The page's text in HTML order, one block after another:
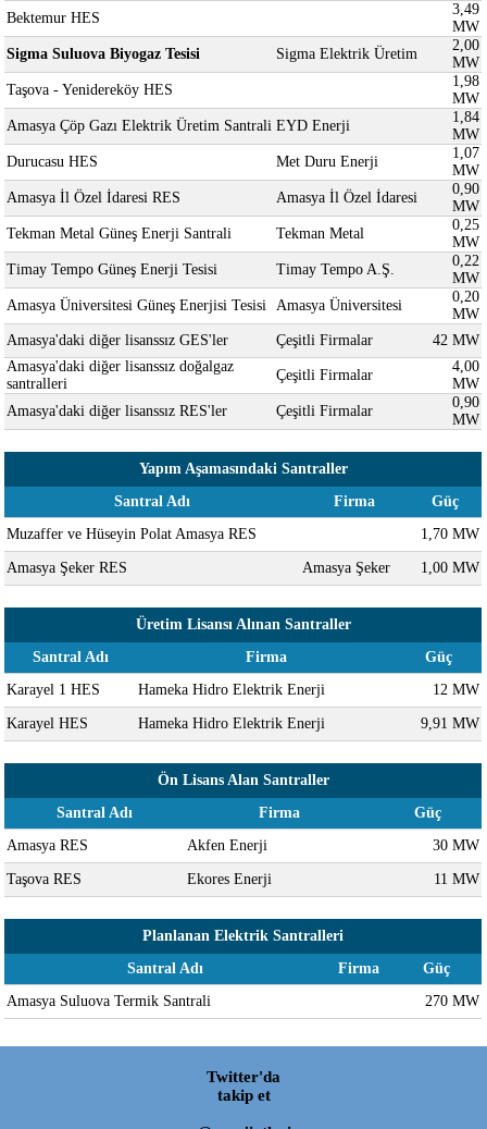
Bektemur HES
3,49
MW
Sigma Suluova Biyogaz Tesisi
Sigma Elektrik Üretim
2,00
MW
Taşova - Yenidereköy HES
1,98
MW
Amasya Çöp Gazı Elektrik Üretim Santrali EYD Enerji
1,84
MW
Durucasu HES
Met Duru Enerji
1,07
MW
Amasya İl Özel İdaresi RES
Amasya İl Özel İdaresi
0,90
MW
Tekman Metal Güneş Enerji Santrali
Tekman Metal
0,25
MW
Timay Tempo Güneş Enerji Tesisi
Timay Tempo A.Ş.
0,22
MW
Amasya Üniversitesi Güneş Enerjisi Tesisi
Amasya Üniversitesi
0,20
MW
Amasya'daki diğer lisanssız GES'ler
Çeşitli Firmalar
42 MW
Amasya'daki diğer lisanssız doğalgaz
santralleri
Çeşitli Firmalar
4,00
MW
Amasya'daki diğer lisanssız RES'ler
Çeşitli Firmalar
0,90
MW
Yapım Aşamasındaki Santraller
Santral Adı
Firma
Güç
Muzaffer ve Hüseyin Polat Amasya RES
1,70 MW
Amasya Şeker RES Amasya Şeker 1,00 MW
Üretim Lisansı Alınan Santraller
Santral Adı
Firma
Güç
Karayel 1 HES
Hameka Hidro Elektrik Enerji 12 MW
Karayel HES Hameka Hidro Elektrik Enerji 9,91 MW
Ön Lisans Alan Santraller
Santral Adı
Firma
Güç
Amasya RES
Akfen Enerji 30 MW
Taşova RES Ekores Enerji 11 MW
Planlanan Elektrik Santralleri
Santral Adı
Firma
Güç
Amasya Suluova Termik Santrali
270 MW
Twitter'da
takip et